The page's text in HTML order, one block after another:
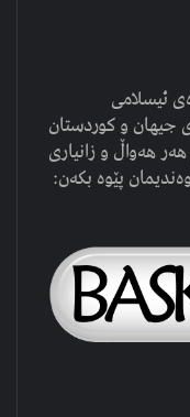
ئیسلامی
جیهان و کوردستان
هەواڵ و زانیاری
پێوە بکەن: